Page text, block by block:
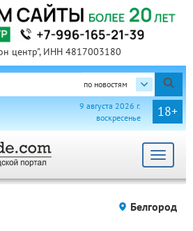
центр", ИНН 4817003180
по новостям
18+
9 августа 2026 г.
воскресенье
Toggle
Белгород